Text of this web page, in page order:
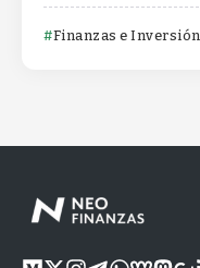
Finanzas e Inversión